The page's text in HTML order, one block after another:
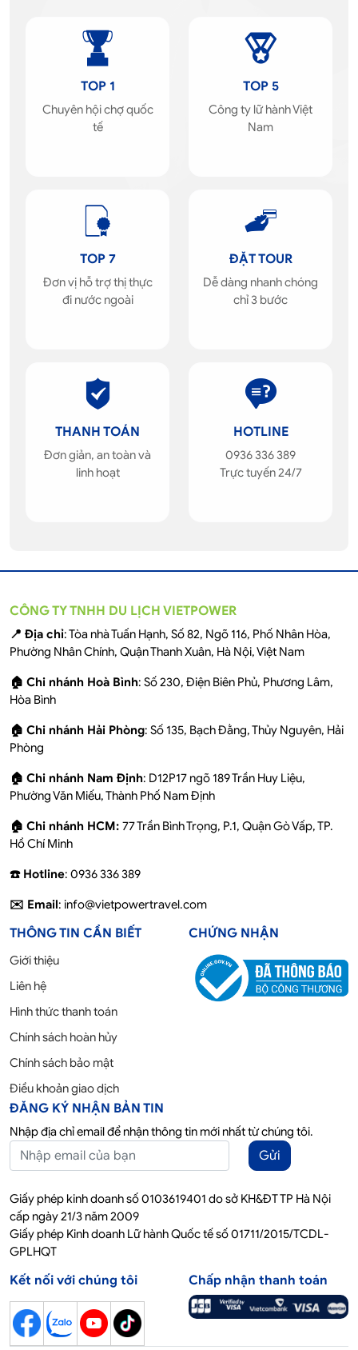
TOP 1
Chuyên hội chợ quốc
tế
TOP 5
Công ty lữ hành Việt
Nam
TOP 7
Đơn vị hỗ trợ thị thực
đi nước ngoài
ĐẶT TOUR
Dễ dàng nhanh chóng
chỉ 3 bước
THANH TOÁN
Đơn giản, an toàn và
linh hoạt
HOTLINE
0936 336 389
Trực tuyến 24/7
CÔNG TY TNHH DU LỊCH VIETPOWER
📍 Địa chỉ: Tòa nhà Tuấn Hạnh, Số 82, Ngõ 116, Phố Nhân Hòa,
Phường Nhân Chính, Quận Thanh Xuân, Hà Nội, Việt Nam
🏠 Chi nhánh Hoà Bình: Số 230, Điện Biên Phủ, Phương Lâm,
Hòa Bình
🏠 Chi nhánh Hải Phòng: Số 135, Bạch Đằng, Thủy Nguyên, Hải
Phòng
🏠 Chi nhánh Nam Định: D12P17 ngõ 189 Trần Huy Liệu,
Phường Văn Miếu, Thành Phố Nam Định
🏠 Chi nhánh HCM: 77 Trần Bình Trọng, P.1, Quận Gò Vấp, TP.
Hồ Chí Minh
☎️ Hotline: 0936 336 389
✉️ Email: info@vietpowertravel.com
THÔNG TIN CẦN BIẾT
Giới thiệu
Liên hệ
Hình thức thanh toán
Chính sách hoàn hủy
Chính sách bảo mật
Điều khoản giao dịch
CHỨNG NHẬN
ĐĂNG KÝ NHẬN BẢN TIN
Nhập địa chỉ email để nhận thông tin mới nhất từ chúng tôi.
Gửi
Giấy phép kinh doanh số 0103619401 do sở KH&ĐT TP Hà Nội
cấp ngày 21/3 năm 2009
Giấy phép Kinh doanh Lữ hành Quốc tế số 01711/2015/TCDL-
GPLHQT
Kết nối với chúng tôi Chấp nhận thanh toán